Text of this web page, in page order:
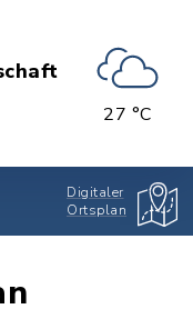
27 °C
Digitaler
Ortsplan